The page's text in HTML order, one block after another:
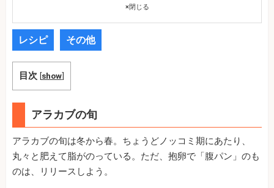
×閉じる
レシピ その他
目次 [show]
アラカブの旬
アラカブの旬は冬から春。ちょうどノッコミ期にあたり、
丸々と肥えて脂がのっている。ただ、抱卵で「腹パン」のも
のは、リリースしよう。